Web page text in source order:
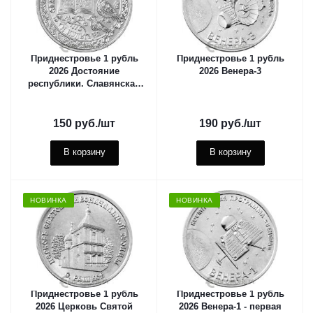
Приднестровье 1 рубль
2026 Достояние
республики. Славянская
150 руб./шт
В корзину
Приднестровье 1 рубль
2026 Венера-3
190 руб./шт
В корзину
НОВИНКА
Приднестровье 1 рубль
2026 Церковь Святой
НОВИНКА
Приднестровье 1 рубль
2026 Венера-1 - первая